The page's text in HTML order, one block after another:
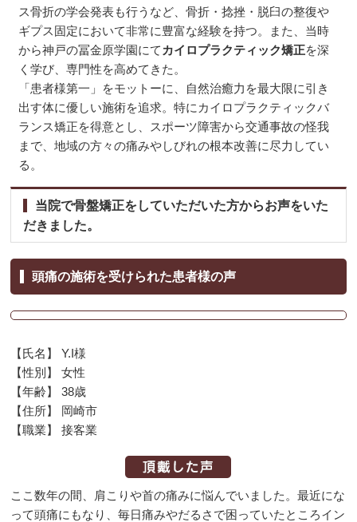
ス骨折の学会発表も行うなど、骨折・捻挫・脱臼の整復や
ギプス固定において非常に豊富な経験を持つ。また、当時
から神戸の冨金原学園にて カイロプラクティック矯正を深
く学び、専門性を高めてきた。
「患者様第一」をモットーに、自然治癒力を最大限に引き
出す体に優しい施術を追求。特にカイロプラクティックバ
ランス矯正を得意とし、スポーツ障害から交通事故の怪我
まで、地域の方々の痛みやしびれの根本改善に尽力してい
る。
当院で骨盤矯正をしていただいた方からお声をいた
だきました。
頭痛の施術を受けられた患者様の声
【氏名】 Y.I様
【性別】 女性
【年齢】 38歳
【住所】 岡崎市
【職業】 接客業
ここ数年の間、肩こりや首の痛みに悩んでいました。最近にな
って頭痛にもなり、毎日痛みやだるさで困っていたところイン